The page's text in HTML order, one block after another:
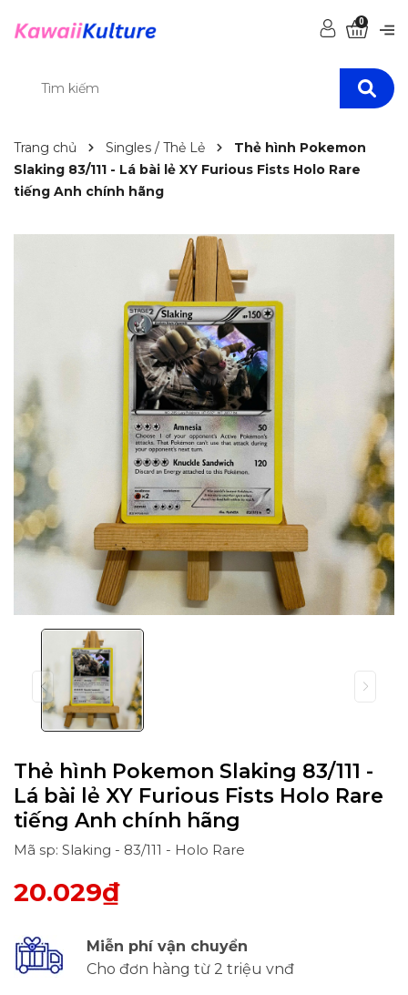
0
Trang chủ Singles / Thẻ Lẻ
Thẻ hình Pokemon
Slaking 83/111 - Lá bài lẻ XY Furious Fists Holo Rare
tiếng Anh chính hãng
Thẻ hình Pokemon Slaking 83/111 -
Lá bài lẻ XY Furious Fists Holo Rare
tiếng Anh chính hãng
Mã sp: Slaking - 83/111 - Holo Rare
20.029₫
Miễn phí vận chuyển
Cho đơn hàng từ 2 triệu vnđ